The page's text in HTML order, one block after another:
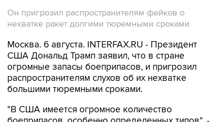
Он пригрозил распространителям фейков о
нехватке ракет долгими тюремными сроками
Москва. 6 августа. INTERFAX.RU - Президент
США Дональд Трамп заявил, что в стране
огромные запасы боеприпасов, и пригрозил
распространителям слухов об их нехватке
большими тюремными сроками.
"В США имеется огромное количество